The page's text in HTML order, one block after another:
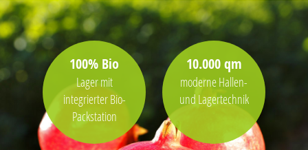
100% Bio
Lager mit
integrierter Bio-
Packstation
10.000 qm
moderne Hallen-
und Lagertechnik